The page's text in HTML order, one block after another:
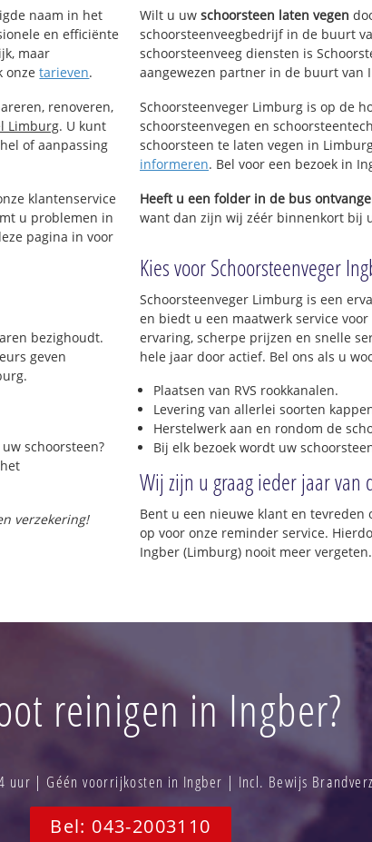
naam in het
en efficiënte
maar
onzetarieven.
renoveren,
Limburg. U kunt
of aanpassing
klantenservice
u problemen in
pagina in voor
bezighoudt.
geven
schoorsteen?
verzekering!
Wilt u uw schoorsteen laten vegen
schoorsteenveegbedrijf in de buurt
schoorsteenveeg diensten is
aangewezen partner in de buurt van
Schoorsteenveger Limburg is op de
schoorsteenvegen en
schoorsteen te laten vegen in
informeren. Bel voor een bezoek in
Heeft u een folder in de bus
want dan zijn wij zéér binnenkort bij
Kies voor Schoorsteenveger
Schoorsteenveger Limburg is een
en biedt u een maatwerk service
ervaring, scherpe prijzen en snelle
hele jaar door actief. Bel ons als u
Plaatsen van RVS rookkanalen.
Levering van allerlei soorten
Herstelwerk aan en rondom de
Bij elk bezoek wordt uw
Wij zijn u graag ieder jaar van
Bent u een nieuwe klant en tevreden
op voor onze reminder service.
Ingber (Limburg) nooit meer vergeten.
reinigen in Ingber?
uur | Géén voorrijkosten in Ingber | Incl. Bewijs
Bel: 043-2003110